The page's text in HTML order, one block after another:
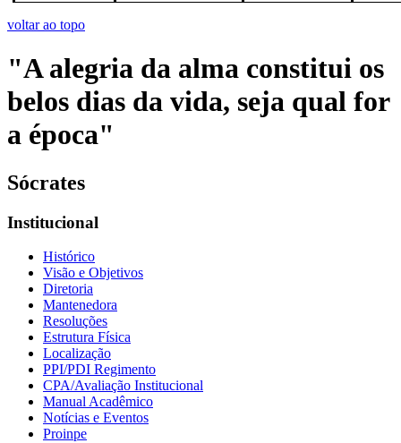
voltar ao topo
"A alegria da alma constitui os
belos dias da vida, seja qual for
a época"
Sócrates
Institucional
Histórico
Visão e Objetivos
Diretoria
Mantenedora
Resoluções
Estrutura Física
Localização
PPI/PDI Regimento
CPA/Avaliação Institucional
Manual Acadêmico
Notícias e Eventos
Proinpe